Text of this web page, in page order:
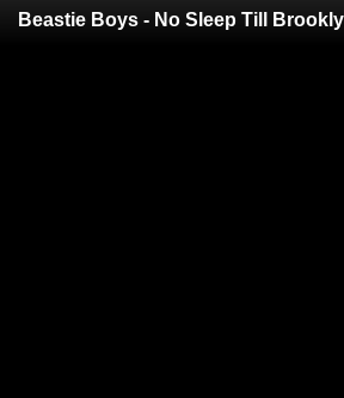
Beastie Boys - No Sleep Till